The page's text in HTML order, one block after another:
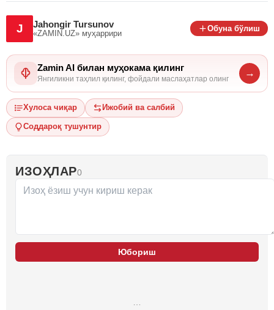
J Jahongir Tursunov
«ZAMIN.UZ» муҳаррири
Обуна бўлиш
Zamin AI билан муҳокама қилинг
Янгиликни таҳлил қилинг, фойдали маслаҳатлар олинг
→
Хулоса чиқар Ижобий ва салбий
Соддароқ тушунтир
ИЗОҲЛАР0
Юбориш